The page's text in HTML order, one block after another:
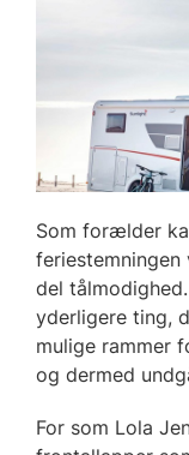
Som forælder
del
yderligere ting,
mulige rammer
og dermed
For som Lola